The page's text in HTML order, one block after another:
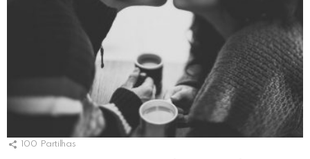
100 Partilhas